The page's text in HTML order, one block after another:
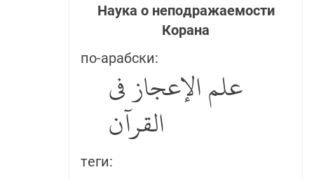
Наука о неподражаемости
Корана
по-арабски:
علم الإعجاز في
القرآن
теги: